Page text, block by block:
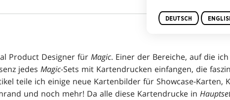
Product Designer für Magic. Einer der Bereiche, auf die
jedes Magic-Sets mit Kartendrucken einfangen, die
teile ich einige neue Kartenbilder für Showcase-Karten,
und noch mehr! Da alle diese Kartendrucke in
DEUTSCH